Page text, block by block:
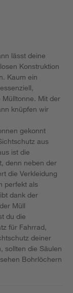
lässt deine
Konstruktion
Kaum ein
Mit der
knüpfen wir
gekonnt
aus
ist die
denn neben der
die Verkleidung
perfekt als
dank der
Müll
du die
für Fahrrad,
deiner
sollten die Säulen
Bohrlöchern